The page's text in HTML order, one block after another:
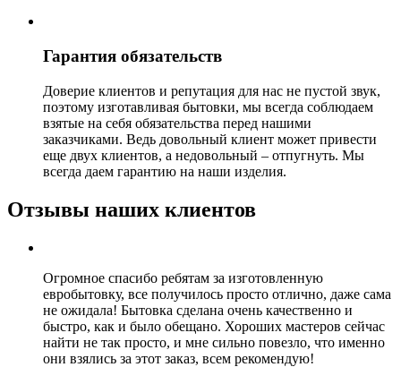
Гарантия обязательств
Доверие клиентов и репутация для нас не пустой звук,
поэтому изготавливая бытовки, мы всегда соблюдаем
взятые на себя обязательства перед нашими
заказчиками. Ведь довольный клиент может привести
еще двух клиентов, а недовольный – отпугнуть. Мы
всегда даем гарантию на наши изделия.
Отзывы наших клиентов
Огромное спасибо ребятам за изготовленную
евробытовку, все получилось просто отлично, даже сама
не ожидала! Бытовка сделана очень качественно и
быстро, как и было обещано. Хороших мастеров сейчас
найти не так просто, и мне сильно повезло, что именно
они взялись за этот заказ, всем рекомендую!